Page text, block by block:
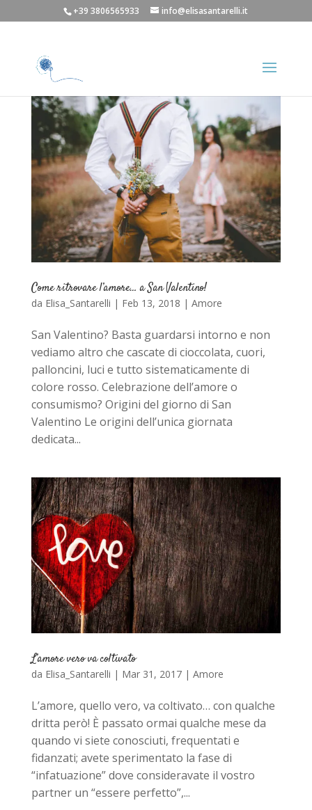
+39 3806565933 info@elisasantarelli.it
Come ritrovare l’amore… a San Valentino!
da Elisa_Santarelli | Feb 13, 2018 | Amore
San Valentino? Basta guardarsi intorno e non
vediamo altro che cascate di cioccolata, cuori,
palloncini, luci e tutto sistematicamente di
colore rosso. Celebrazione dell’amore o
consumismo? Origini del giorno di San
Valentino Le origini dell’unica giornata
dedicata...
L’amore vero va coltivato
da Elisa_Santarelli | Mar 31, 2017| Amore
L’amore, quello vero, va coltivato… con qualche
dritta però! È passato ormai qualche mese da
quando vi siete conosciuti, frequentati e
fidanzati; avete sperimentato la fase di
“infatuazione” dove consideravate il vostro
partner un “essere perfetto”,...